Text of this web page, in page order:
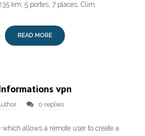
km, 5 portes, 7 places, Clim.
READ MORE
vpn
0 replies
which allows a remote user to create a